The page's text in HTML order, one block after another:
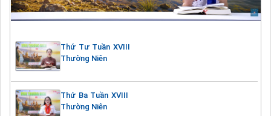
Thứ Tư Tuần XVIII
Thường Niên
Thứ Ba Tuần XVIII
Thường Niên